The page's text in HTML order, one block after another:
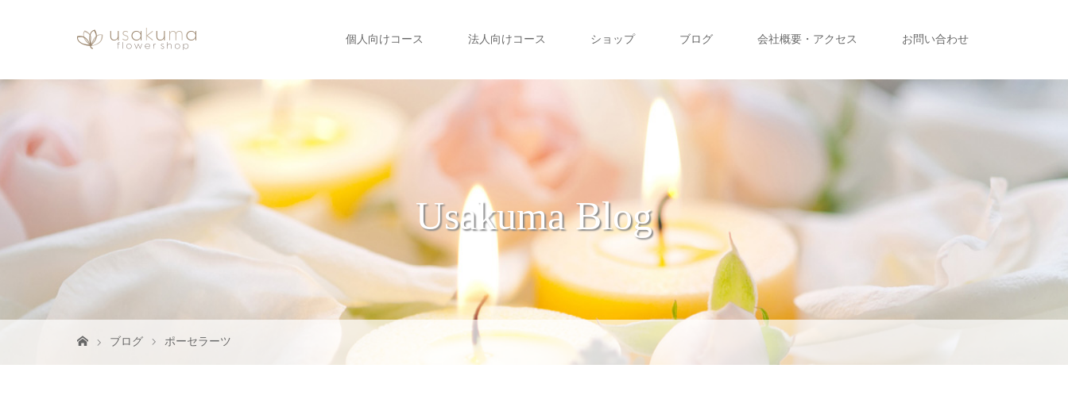
個人向けコース 法人向けコース ショップ ブログ 会社概要・アクセス お問い合わせ
Usakuma Blog
ブログ ポーセラーツ